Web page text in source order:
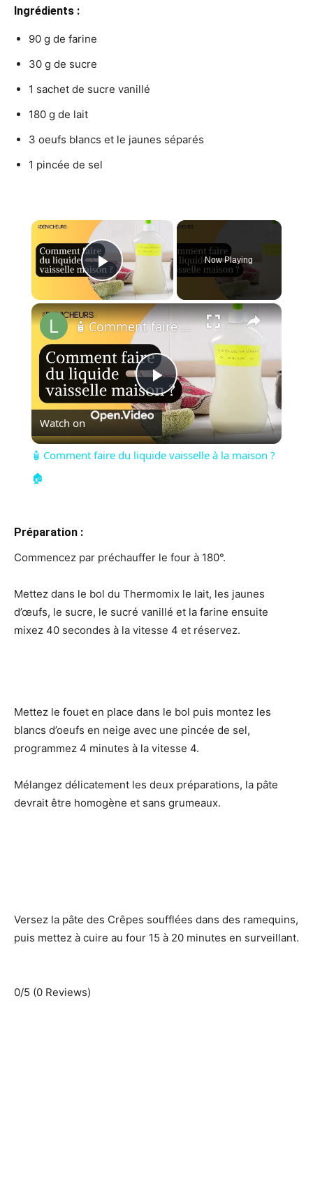
Ingrédients :
90 g de farine
30 g de sucre
1 sachet de sucre vanillé
180 g de lait
3 oeufs blancs et le jaunes séparés
1 pincée de sel
Play Video
Now Playing
×
Play
Video
🧴 Comment faire du liquide vaisselle à la maison ?🏠
Watch on
🧴 Comment faire du liquide vaisselle à la maison ?
🏠
Préparation :
Commencez par préchauffer le four à 180°.
Mettez dans le bol du Thermomix le lait, les jaunes
d’œufs, le sucre, le sucré vanillé et la farine ensuite
mixez 40 secondes à la vitesse 4 et réservez.
Mettez le fouet en place dans le bol puis montez les
blancs d’oeufs en neige avec une pincée de sel,
programmez 4 minutes à la vitesse 4.
Mélangez délicatement les deux préparations, la pâte
devrait être homogène et sans grumeaux.
Versez la pâte des Crêpes soufflées dans des ramequins,
puis mettez à cuire au four 15 à 20 minutes en surveillant.
0/5 (0 Reviews)